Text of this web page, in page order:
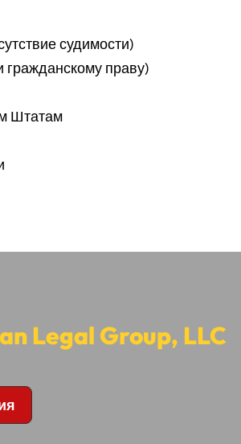
судимости)
праву)
Штатам
Legal Group, LLC